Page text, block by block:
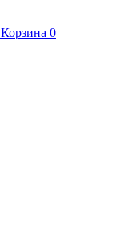
Корзина 0